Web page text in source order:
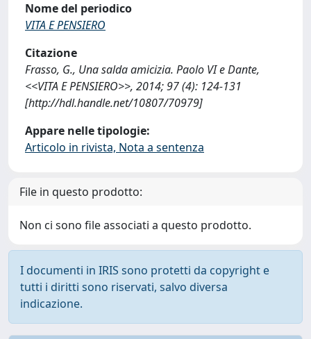
Nome del periodico
VITA E PENSIERO
Citazione
Frasso, G., Una salda amicizia. Paolo VI e Dante,
<<VITA E PENSIERO>>, 2014; 97 (4): 124-131
[http://hdl.handle.net/10807/70979]
Appare nelle tipologie:
Articolo in rivista, Nota a sentenza
File in questo prodotto:
Non ci sono file associati a questo prodotto.
I documenti in IRIS sono protetti da copyright e
tutti i diritti sono riservati, salvo diversa
indicazione.